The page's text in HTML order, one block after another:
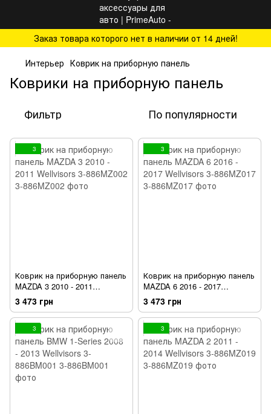
Заказ товара которого нет в наличии от 14 дней!
Интерьер Коврик на приборную панель
Коврики на приборную панель
Фильтр По популярности
3
Коврик на приборную панель
MAZDA 3 2010 - 2011
Wellvisors 3-886MZ002
3 473 грн
3
Коврик на приборную панель
MAZDA 6 2016 - 2017
Wellvisors 3-886MZ017
3 473 грн
3 3